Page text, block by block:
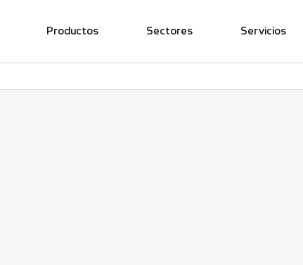
Productos Sectores Servicios